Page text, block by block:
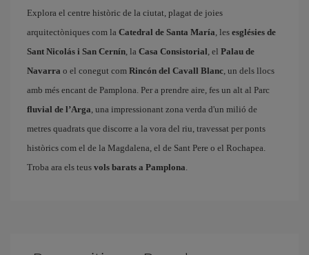
Explora el centre històric de la ciutat, plagat de joies
arquitectòniques com la Catedral de Santa María, les esglésies de
Sant Nicolás i San Cernín, la Casa Consistorial, el Palau de
Navarra o el conegut com Rincón del Cavall Blanc, un dels llocs
amb més encant de Pamplona. Per a prendre aire, fes un alt al Parc
fluvial de l’Arga, una impressionant zona verda d'un milió de
metres quadrats que discorre a la vora del riu, travessat per ponts
històrics com el de la Magdalena, el de Sant Pere o el Rochapea.
Troba ara els teus vols barats a Pamplona.